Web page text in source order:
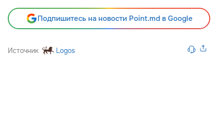
Подпишитесь на новости Point.md в Google
Источник Logos